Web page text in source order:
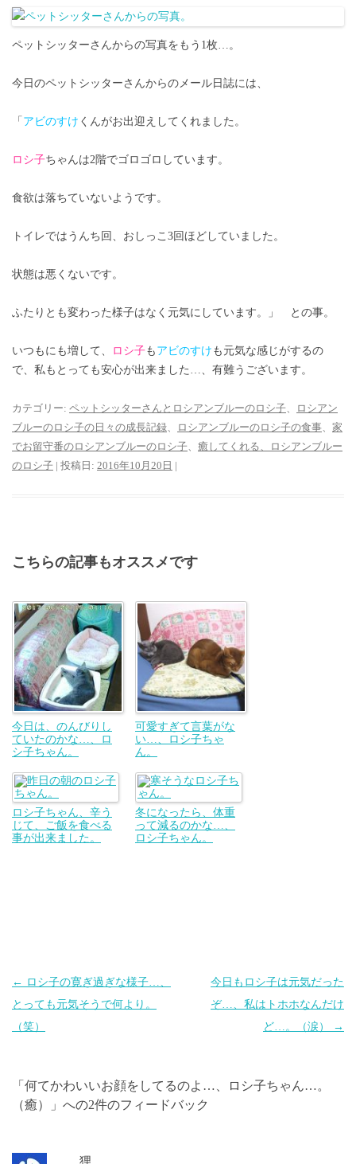
ペットシッターさんからの写真をもう1枚…。
今日のペットシッターさんからのメール日誌には、
「 アビのすけ くんがお出迎えしてくれました。
ロシ子ちゃんは2階でゴロゴロしています。
食欲は落ちていないようです。
トイレではうんち回、おしっこ3回ほどしていました。
状態は悪くないです。
ふたりとも変わった様子はなく元気にしています。」 との事。
いつもにも増して、 ロシ子も アビのすけ も元気な感じがするの
で、私もとっても安心が出来ました…、有難うございます。
カテゴリー: ペットシッターさんとロシアンブルーのロシ子、
ロシアン
ブルーのロシ子の日々の成長記録、 ロシアンブルーのロシ子の食事、 家
でお留守番のロシアンブルーのロシ子、 癒してくれる、ロシアンブルー
のロシ子 | 投稿日: 2016年10月20日 |
こちらの記事もオススメです
今日は、のんびりし
ていたのかな…、ロ
シ子ちゃん。
可愛すぎて言葉がな
い…、ロシ子ちゃ
ん。
ロシ子ちゃん、辛う
じて、ご飯を食べる
事が出来ました。
冬になったら、体重
って減るのかな…、
ロシ子ちゃん。
投
稿
ナ
ン
← ロシ子の寛ぎ過ぎな様子…、
とっても元気そうで何より。
（笑）
今日もロシ子は元気だった
ぞ…、私はトホホなんだけ
ど…。（涙）
→
「 何てかわいいお顔をしてるのよ…、ロシ子ちゃん…。
（癒）
」への2件のフィードバック
狸